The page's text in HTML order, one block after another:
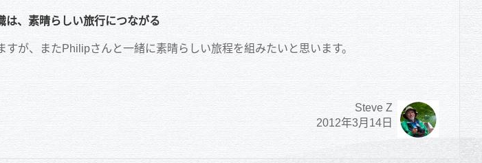
、素晴らしい旅行につながる
が、またPhilipさんと一緒に素晴らしい旅程を組みたいと思います。
Steve Z
2012年3月14日